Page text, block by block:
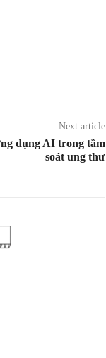
Next article
dụng AI trong tầm
soát ung thư